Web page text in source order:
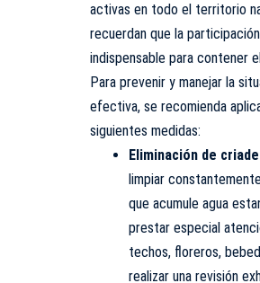
activas en todo el territorio
recuerdan que la
indispensable para contener
Para prevenir y manejar la
efectiva, se recomienda
siguientes medidas:
Eliminación de
limpiar
que acumule agua
prestar especial
techos, floreros,
realizar una revisión